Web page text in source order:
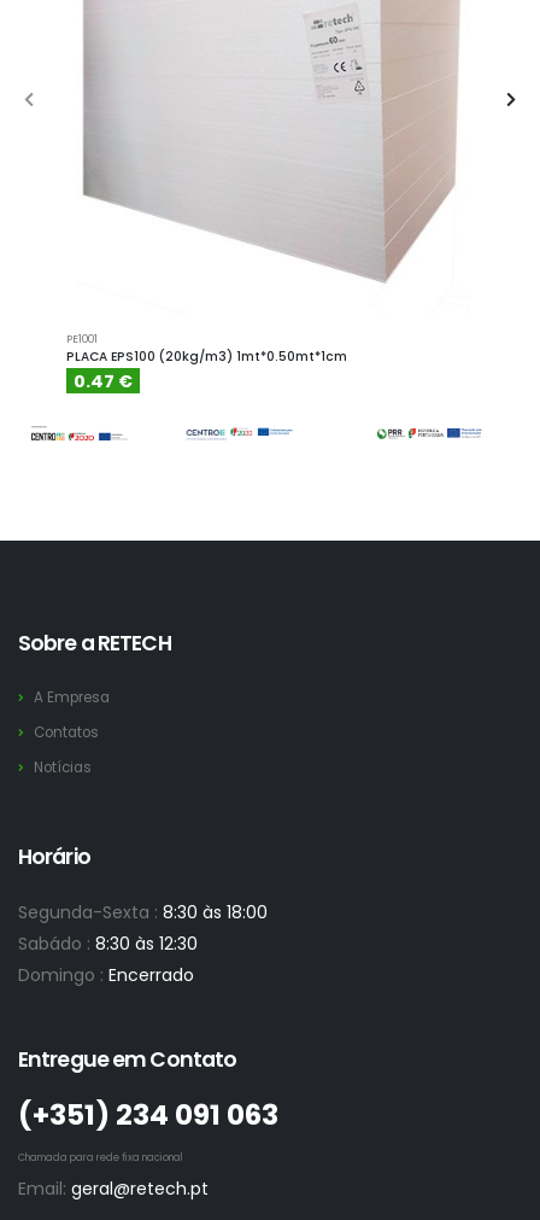
PE1001
PLACA EPS100 (20kg/m3) 1mt*0.50mt*1cm
0.47 €
Sobre a RETECH
A Empresa
Contatos
Notícias
Horário
Segunda-Sexta : 8:30 às 18:00
Sabádo : 8:30 às 12:30
Domingo : Encerrado
Entregue em Contato
(+351)­ 234 091 063
Chamada para rede fixa nacional
Email: geral@retech.pt